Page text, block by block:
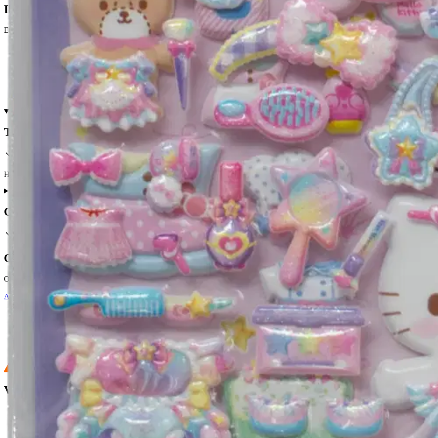
Ilmainen toimitus yli 100 €:n tilauksille Postin pakettiautomaattiin tai
Etu ei koske Suuri‑lisäpalvelulla toimitettavia tuotteita.
Tarkista myymäläsaatavuus
Tuotekuvaus
Hello Kitty Pehmotarrat, lajitelmassa 4 erilaista mallia, joissa 85 tarraa.
Ominaisuudet
Oletko tyytyväinen tuotetietoihin?
Ovatko tuotetiedot riittävät? Jos tuotetiedoissa on puutteita tai niitä voisi muuten parantaa, anna palautetta.
Anna palautetta,Avautuu uuteen välilehteen
Ilmainen palautus 30 päivää.*
Nouto myymälästä ilman toimituskuluja.
Asiakasomistajalle Bonusta jopa 5 %.*
Verkkokauppa
Ensitilaajan pikaopas
Myymälänouto